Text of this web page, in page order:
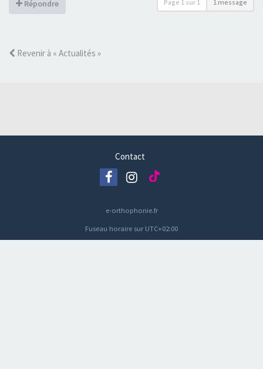
Répondre Page 1 sur 1 1 message
Revenir à « Actualités »
Contact
e-orthophonie.fr
Fuseau horaire sur UTC+02:00